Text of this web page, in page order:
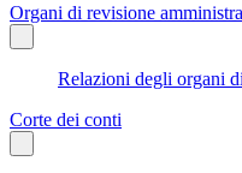
Organi di revisione
Relazioni degli organi
Corte dei conti